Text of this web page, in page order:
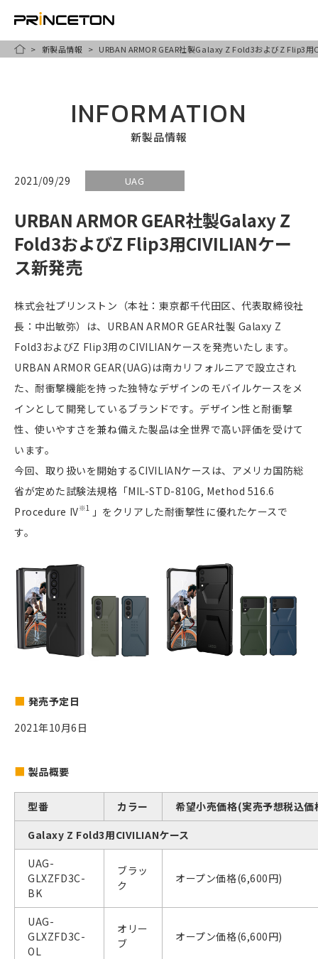
HOME新製品情報 URBAN ARMOR GEAR社製Galaxy Z Fold3およびZ Flip3用
INFORMATION
新製品情報
2021/09/29 UAG
URBAN ARMOR GEAR社製Galaxy Z
Fold3およびZ Flip3用CIVILIANケー
ス新発売
株式会社プリンストン（本社：東京都千代田区、代表取締役社
長：中出敏弥）は、URBAN ARMOR GEAR社製 Galaxy Z
Fold3およびZ Flip3用のCIVILIANケースを発売いたします。
URBAN ARMOR GEAR(UAG)は南カリフォルニアで設立され
た、耐衝撃機能を持った独特なデザインのモバイルケースをメ
インとして開発しているブランドです。デザイン性と耐衝撃
性、使いやすさを兼ね備えた製品は全世界で高い評価を受けて
います。
今回、取り扱いを開始するCIVILIANケースは、アメリカ国防総
省が定めた試験法規格「MIL-STD-810G, Method 516.6
Procedure IV※1 」をクリアした耐衝撃性に優れたケースで
す。
発売予定日
2021年10月6日
製品概要
型番 カラー
希望小売価格(実売予想税込価
Galaxy Z Fold3用CIVILIANケース
UAG-
GLXZFD3C-
BK
ブラッ
ク
オープン価格(6,600円)
UAG-
GLXZFD3C-
OL
オリー
ブ
オープン価格(6,600円)